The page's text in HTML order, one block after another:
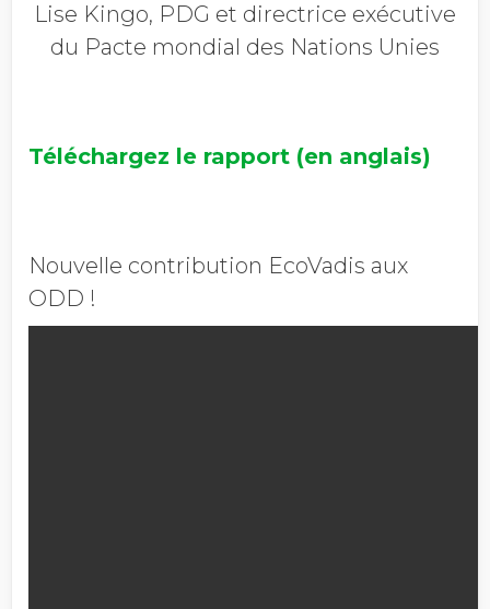
Lise Kingo, PDG et directrice exécutive
du Pacte mondial des Nations Unies
Téléchargez le rapport (en anglais)
Nouvelle contribution EcoVadis aux
ODD !